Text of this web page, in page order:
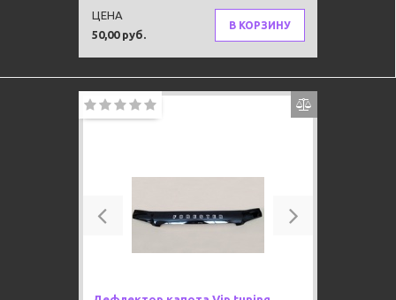
50,00 руб.
ЦЕНА
В КОРЗИНУ
Previous